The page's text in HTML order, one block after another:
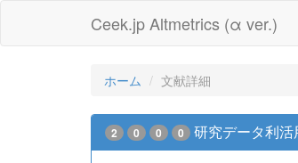
Ceek.jp Altmetrics (α ver.)
ホーム 文献詳細
2 0 0 0 研究データ利